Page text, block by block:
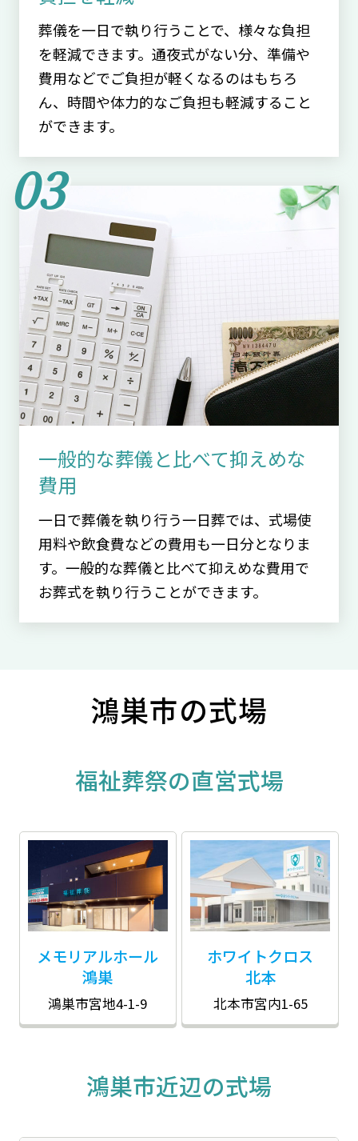
葬儀を一日で執り行うことで、様々な負担
を軽減できます。通夜式がない分、準備や
費用などでご負担が軽くなるのはもちろ
ん、時間や体力的なご負担も軽減すること
ができます。
一般的な葬儀と比べて抑えめな
費用
一日で葬儀を執り行う一日葬では、式場使
用料や飲食費などの費用も一日分となりま
す。一般的な葬儀と比べて抑えめな費用で
お葬式を執り行うことができます。
鴻巣市の式場
福祉葬祭の直営式場
メモリアルホール
鴻巣
鴻巣市宮地4-1-9
ホワイトクロス
北本
北本市宮内1-65
鴻巣市近辺の式場